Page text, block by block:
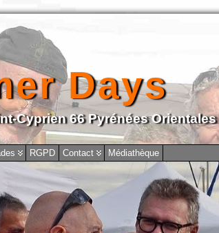
Days
Cyprien 66 Pyrénées Orientales
RGPD Contact Médiathèque